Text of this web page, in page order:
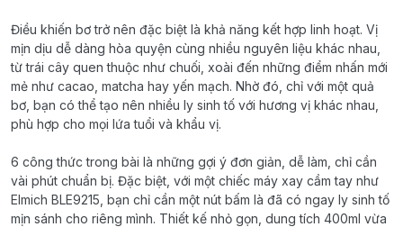
Điều khiến bơ trở nên đặc biệt là khả năng kết hợp linh hoạt. Vị
mịn dịu dễ dàng hòa quyện cùng nhiều nguyên liệu khác nhau,
từ trái cây quen thuộc như chuối, xoài đến những điểm nhấn mới
mẻ như cacao, matcha hay yến mạch. Nhờ đó, chỉ với một quả
bơ, bạn có thể tạo nên nhiều ly sinh tố với hương vị khác nhau,
phù hợp cho mọi lứa tuổi và khẩu vị.
6 công thức trong bài là những gợi ý đơn giản, dễ làm, chỉ cần
vài phút chuẩn bị. Đặc biệt, với một chiếc máy xay cầm tay như
Elmich BLE9215, bạn chỉ cần một nút bấm là đã có ngay ly sinh tố
mịn sánh cho riêng mình. Thiết kế nhỏ gọn, dung tích 400ml vừa